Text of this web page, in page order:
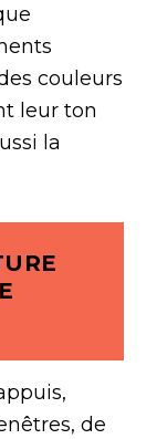
couleurs
leur ton
la
de